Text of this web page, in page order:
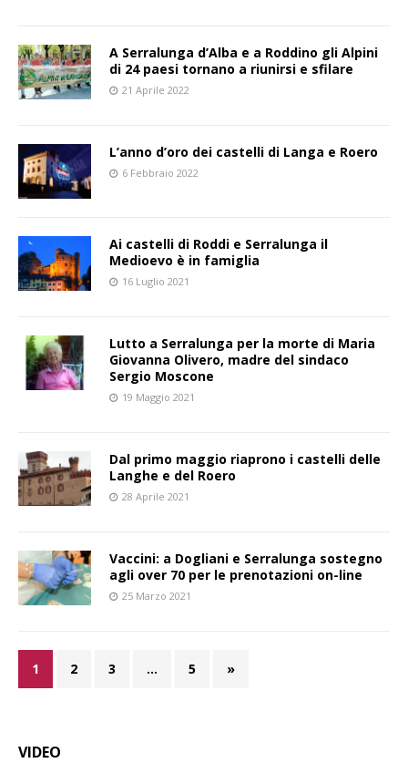
A Serralunga d’Alba e a Roddino gli Alpini
di 24 paesi tornano a riunirsi e sfilare
21 Aprile 2022
L’anno d’oro dei castelli di Langa e Roero
6 Febbraio 2022
Ai castelli di Roddi e Serralunga il
Medioevo è in famiglia
16 Luglio 2021
Lutto a Serralunga per la morte di Maria
Giovanna Olivero, madre del sindaco
Sergio Moscone
19 Maggio 2021
Dal primo maggio riaprono i castelli delle
Langhe e del Roero
28 Aprile 2021
Vaccini: a Dogliani e Serralunga sostegno
agli over 70 per le prenotazioni on-line
25 Marzo 2021
1 2 3 … 5 »
VIDEO